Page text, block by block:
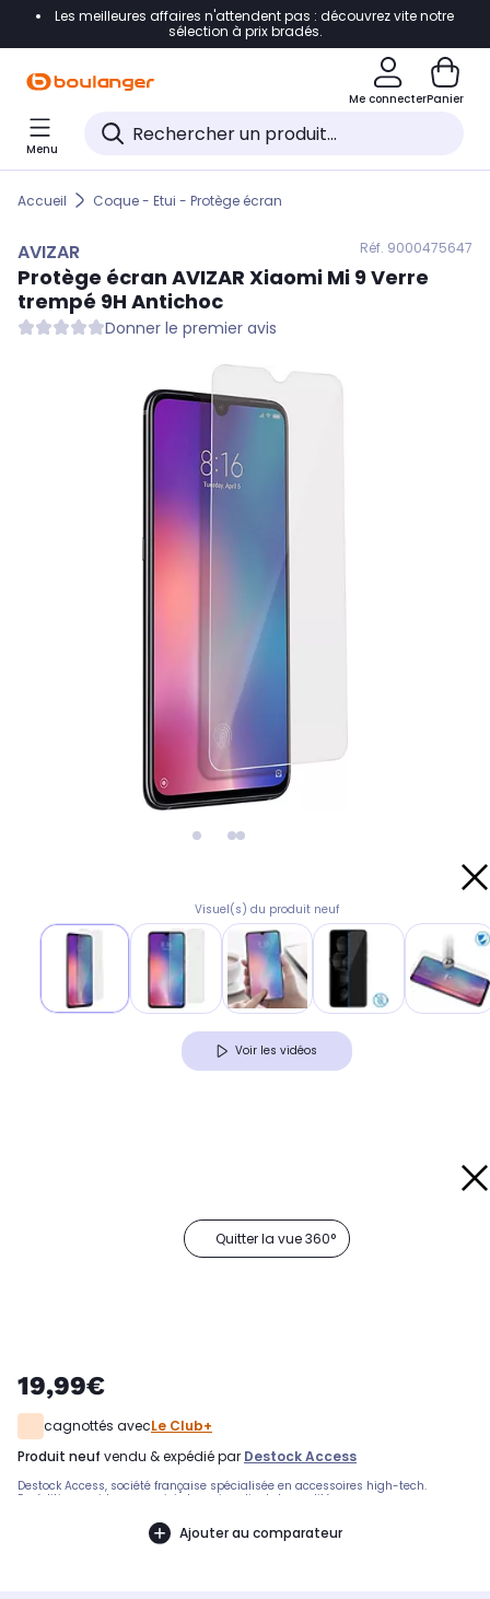
Accéder directement à la navigation
Accéder directement au pied de page
Accéder directement au chatbot
Les meilleures affaires n'attendent pas : découvrez vite notre
sélection à prix bradés.
Me connecterPanier
Menu
Accueil Coque - Etui - Protège écran
AVIZAR Réf. 9000475647
Protège écran AVIZAR Xiaomi Mi 9 Verre
trempé 9H Antichoc
Donner le premier avis
Visuel(s) du produit neuf
Voir les vidéos
Quitter la vue 360°
19,99€
cagnottés avecLe Club+
produit neuf vendu & expédié par Destock Access
Destock Access, société française spécialisée en accessoires high-tech.
Expédition rapide avec suivi et service client de qualité.
Ajouter au comparateur